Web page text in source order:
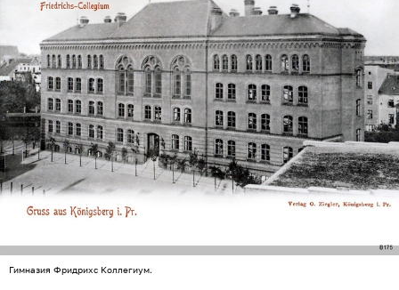
Гимназия Фридрихс Коллегиум.